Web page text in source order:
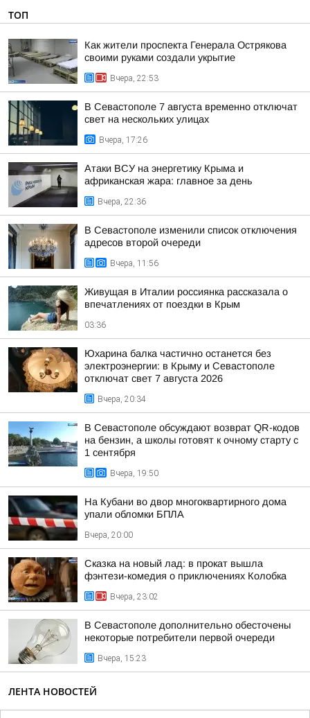
ТОП
Как жители проспекта Генерала Острякова
своими руками создали укрытие
Вчера, 22:53
В Севастополе 7 августа временно отключат
свет на нескольких улицах
Вчера, 17:26
Атаки ВСУ на энергетику Крыма и
африканская жара: главное за день
Вчера, 22:36
В Севастополе изменили список отключения
адресов второй очереди
Вчера, 11:56
Живущая в Италии россиянка рассказала о
впечатлениях от поездки в Крым
03:36
Юхарина балка частично останется без
электроэнергии: в Крыму и Севастополе
отключат свет 7 августа 2026
Вчера, 20:34
В Севастополе обсуждают возврат QR-кодов
на бензин, а школы готовят к очному старту с
1 сентября
Вчера, 19:50
На Кубани во двор многоквартирного дома
упали обломки БПЛА
Вчера, 20:00
Сказка на новый лад: в прокат вышла
фэнтези-комедия о приключениях Колобка
Вчера, 23:02
В Севастополе дополнительно обесточены
некоторые потребители первой очереди
Вчера, 15:23
ЛЕНТА НОВОСТЕЙ